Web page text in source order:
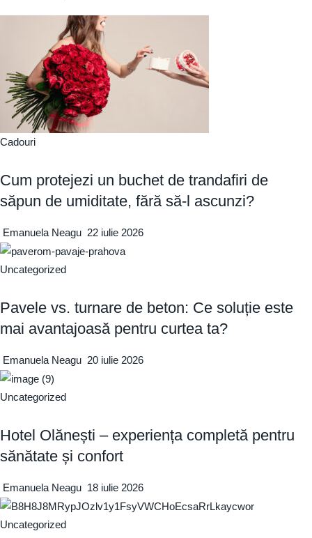
Cadouri
Cum protejezi un buchet de trandafiri de
săpun de umiditate, fără să-l ascunzi?
Emanuela Neagu 22 iulie 2026
Uncategorized
Pavele vs. turnare de beton: Ce soluție este
mai avantajoasă pentru curtea ta?
Emanuela Neagu 20 iulie 2026
Uncategorized
Hotel Olănești – experiența completă pentru
sănătate și confort
Emanuela Neagu 18 iulie 2026
Uncategorized